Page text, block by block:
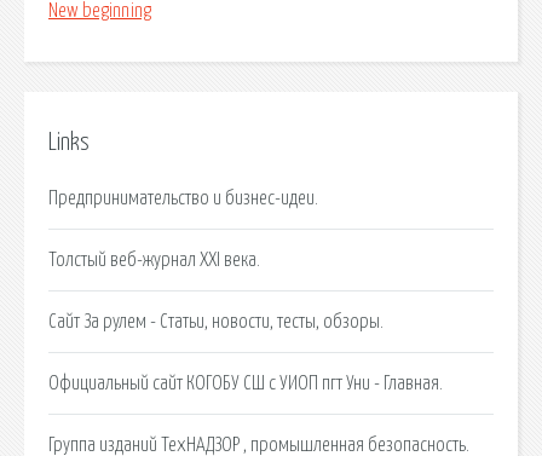
New beginning
Links
Предпринимательство и бизнес-идеи.
Толстый веб-журнал XXI века.
Сайт За рулем - Статьи, новости, тесты, обзоры.
Официальный сайт КОГОБУ СШ с УИОП пгт Уни - Главная.
Группа изданий ТехНАДЗОР , промышленная безопасность.